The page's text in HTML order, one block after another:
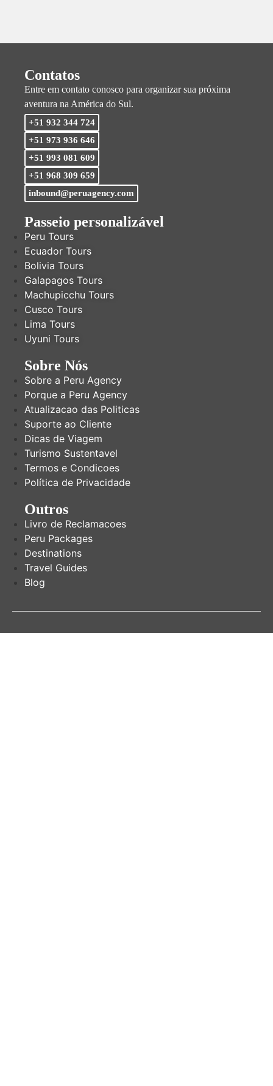
Contatos
Entre em contato conosco para organizar sua próxima
aventura na América do Sul.
+51 932 344 724
+51 973 936 646
+51 993 081 609
+51 968 309 659
inbound@peruagency.com
Passeio personalizável
Peru Tours
Ecuador Tours
Bolivia Tours
Galapagos Tours
Machupicchu Tours
Cusco Tours
Lima Tours
Uyuni Tours
Sobre Nós
Sobre a Peru Agency
Porque a Peru Agency
Atualizacao das Politicas
Suporte ao Cliente
Dicas de Viagem
Turismo Sustentavel
Termos e Condicoes
Política de Privacidade
Outros
Livro de Reclamacoes
Peru Packages
Destinations
Travel Guides
Blog